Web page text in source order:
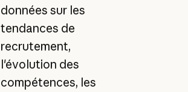
données sur les
tendances de
recrutement,
l'évolution des
compétences, les